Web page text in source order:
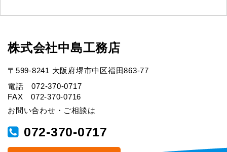
株式会社中島工務店
〒599-8241 大阪府堺市中区福田863-77
電話 072-370-0717
FAX 072-370-0716
お問い合わせ・ご相談は
072-370-0717